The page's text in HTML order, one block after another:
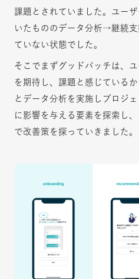
課題とされていました。ユー
いたもののデータ分析→継続
ていない状態でした。
そこでまずグッドパッチは、
を期待し、課題と感じている
とデータ分析を実施しプロジ
に影響を与える要素を探索し
で改善策を探っていきました。